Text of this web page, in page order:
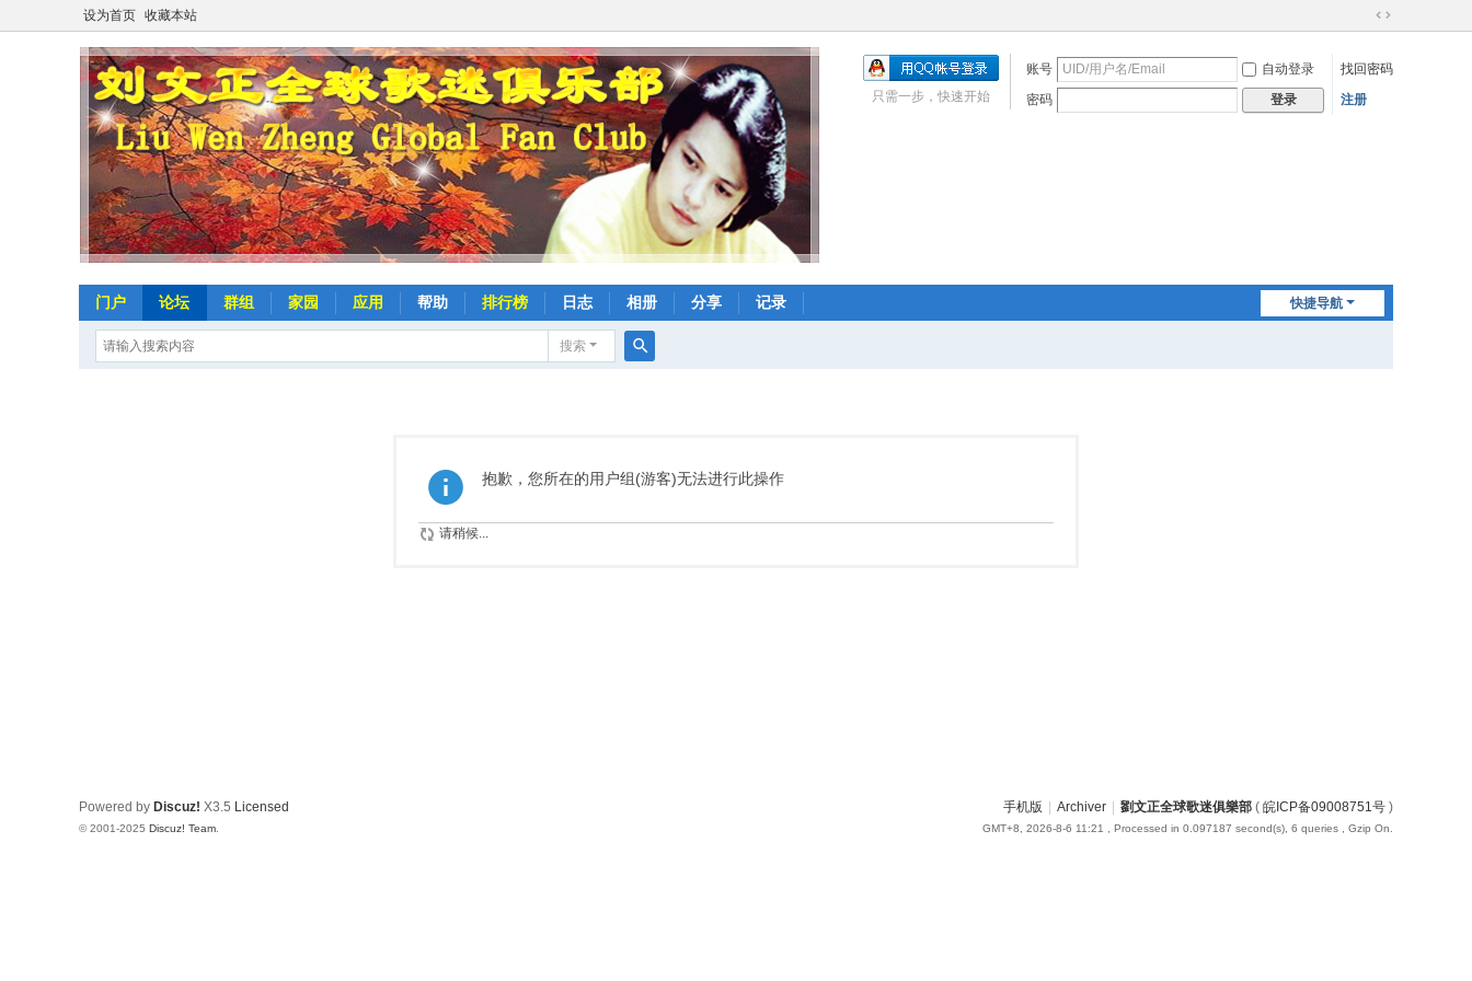
设为首页 收藏本站
切
到
账号 自动登录
找回密码
密码
登录 注册
只需一步，快速开始
快捷导航
门户 论坛 群组 家园 应用 帮助 排行榜 日志 相册 分享 记录
搜索
抱歉，您所在的用户组(游客)无法进行此操作
请稍候...
手机版 Archiver 劉文正全球歌迷俱樂部 ( 皖ICP备09008751号 )
GMT+8, 2026-8-6 11:21 , Processed in 0.097187 second(s), 6 queries , Gzip On.
Powered by Discuz! X3.5 Licensed
© 2001-2025 Discuz! Team